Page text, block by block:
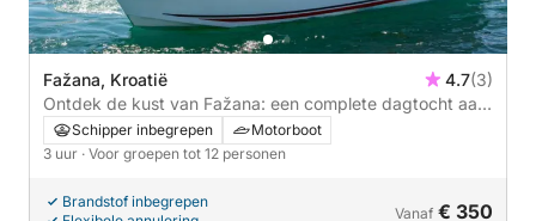
Fažana, Kroatië 4.7(3)
Ontdek de kust van Fažana: een complete dagtocht aan
boord van een motorboot
Schipper inbegrepen
Motorboot
3 uur · Voor groepen tot 12 personen
Brandstof inbegrepen
Vanaf € 350